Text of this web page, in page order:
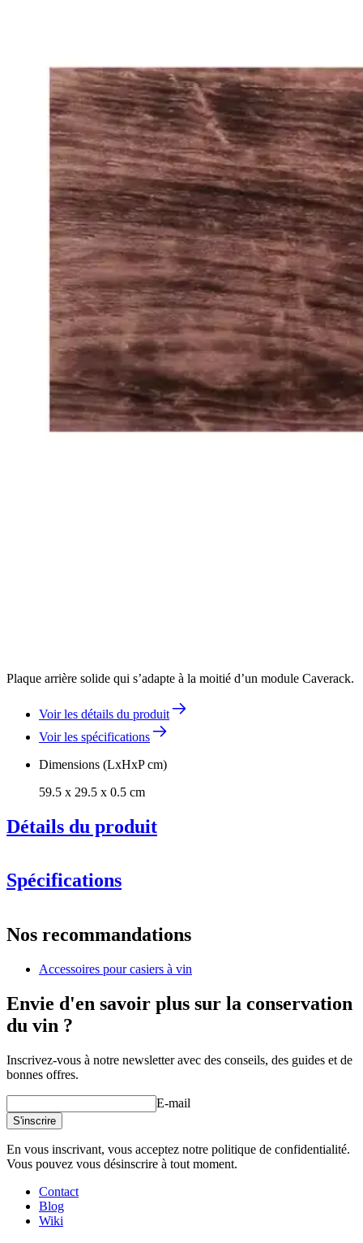
Plaque arrière solide qui s’adapte à la moitié d’un module Caverack.
Voir les détails du produit
Voir les spécifications
Dimensions (LxHxP cm)
59.5 x 29.5 x 0.5 cm
Détails du produit
Spécifications
Numéro de produitS7BPINE
Général
Fabricant
FinitionPin torréfié
Hauteur (cm)29.5
Largeur (cm)
Profondeur (cm)0.5
Poids (kg)0.2
Nos recommandations
Accessoires pour casiers à vin
Envie d'en savoir plus sur la conservation
du vin ?
Inscrivez-vous à notre newsletter avec des conseils, des guides et de
bonnes offres.
E-mail
S'inscrire
En vous inscrivant, vous acceptez notre politique de confidentialité.
Vous pouvez vous désinscrire à tout moment.
Contact
Blog
Wiki